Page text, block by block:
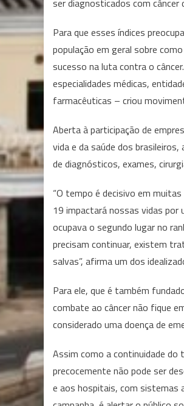
ser diagnosticados com câncer
Para que esses índices
população em geral sobre
sucesso na luta contra o
especialidades médicas,
farmacêuticas – criou
Aberta à participação de
vida e da saúde dos
de diagnósticos, exames,
“O tempo é decisivo em
19 impactará nossas vidas por
ocupava o segundo lugar no
precisam continuar, existem
salvas”, afirma um dos
Para ele, que é também
combate ao câncer não fique
considerado uma doença de
Assim como a continuidade do
precocemente não pode ser
e aos hospitais, com sistemas